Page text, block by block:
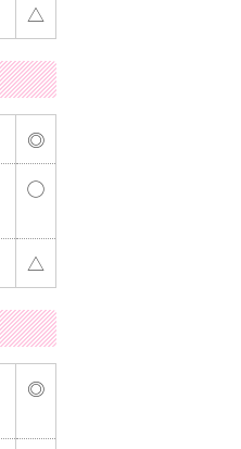
△
◎
◯
△
◎